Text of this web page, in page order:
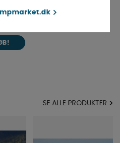
SE ALLE PRODUKTER